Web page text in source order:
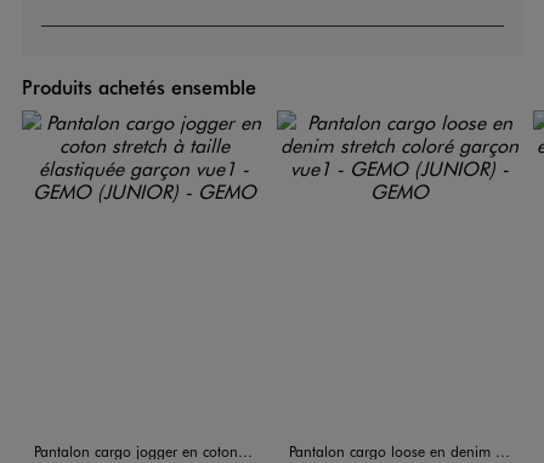
Produits achetés ensemble
Pantalon cargo jogger en coton stretch à taille élastiquée garçon Pantalon cargo loose en denim stretch coloré garçon